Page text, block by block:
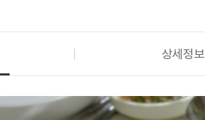
상세정보